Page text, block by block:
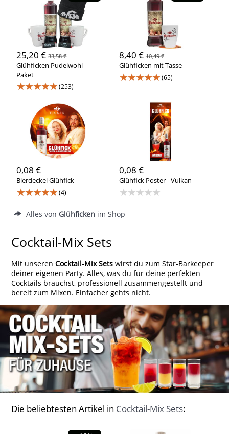
25,20 €33,58 €
Glühficken Pudelwohl-
Paket
★★★★★(253)
8,40 € 10,49 €
Glühficken mit Tasse
★★★★★(65)
0,08 €
Bierdeckel Glühfick
★★★★★(4)
0,08 €
Glühfick Poster - Vulkan
★★★★★
Alles von Glühficken im Shop
Cocktail-Mix Sets
Mit unserenCocktail-Mix Sets wirst du zum Star-Barkeeper
deiner eigenen Party. Alles, was du für deine perfekten
Cocktails brauchst, professionell zusammengestellt und
bereit zum Mixen. Einfacher gehts nicht.
Die beliebtesten Artikel in Cocktail-Mix Sets: